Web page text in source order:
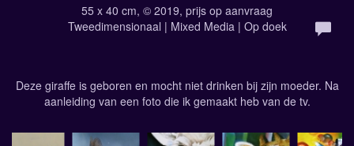
55 x 40 cm, © 2019, prijs op aanvraag
Tweedimensionaal | Mixed Media | Op doek
Deze giraffe is geboren en mocht niet drinken bij zijn moeder. Na
aanleiding van een foto die ik gemaakt heb van de tv.